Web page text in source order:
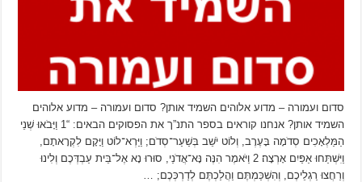
סדום ועמורה – מדוע אלוהים השמיד אותן? סדום ועמורה – מדוע אלוהים
השמיד אותן? אנחנו קוראים בספר התנ”ך את הפסוקים הבאים: “1 וַיָּבֹאוּ שְׁנֵי
הַמַּלְאָכִים סְדֹמָה בָּעֶרֶב, וְלוֹט יֹשֵׁב בְּשַׁעַר־סְדֹם; וַיַּרְא־לוֹט וַיָּקָם לִקְרָאתָם,
וַיִּשְׁתַּחוּ אַפַּיִם אָרְצָה׃ 2 וַיֹּאמֶר הִנֶּה נָּא־אֲדֹנַי, סוּרוּ נָא אֶל־בֵּית עַבְדְּכֶם וְלִינוּ
וְרַחֲצוּ רַגְלֵיכֶם, וְהִשְׁכַּמְתֶּם וַהֲלַכְתֶּם לְדַרְכְּכֶם; …